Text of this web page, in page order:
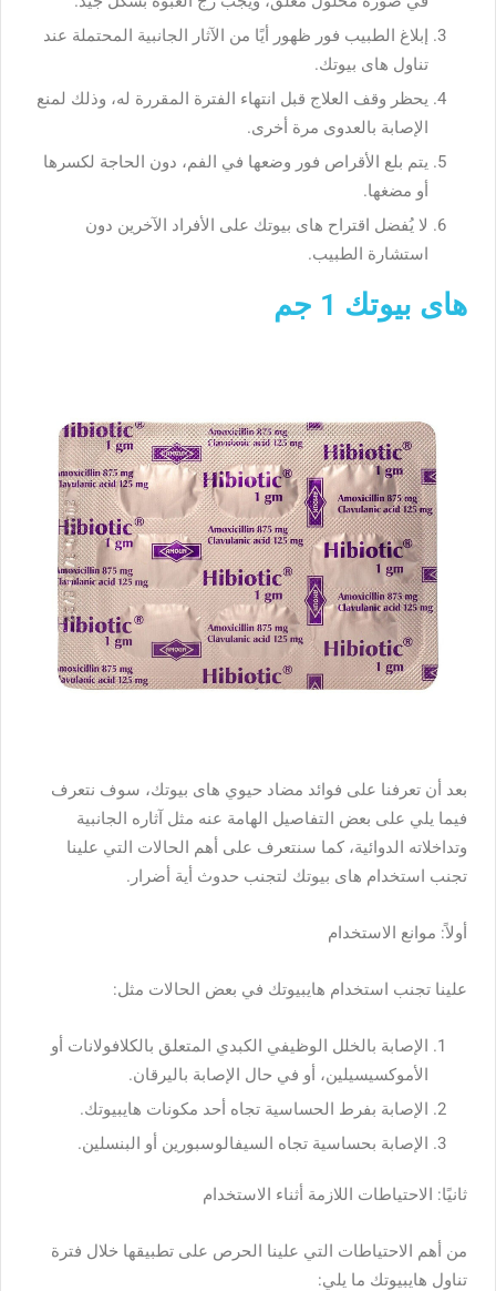
إبلاغ الطبيب فور ظهور أيًا من الآثار الجانبية المحتملة عند
تناول هاى بيوتك.
يحظر وقف العلاج قبل انتهاء الفترة المقررة له، وذلك لمنع
الإصابة بالعدوى مرة أخرى.
يتم بلع الأقراص فور وضعها في الفم، دون الحاجة لكسرها
أو مضغها.
لا يُفضل اقتراح هاى بيوتك على الأفراد الآخرين دون
استشارة الطبيب.
هاى بيوتك 1 جم
بعد أن تعرفنا على فوائد مضاد حيوي هاى بيوتك، سوف نتعرف
فيما يلي على بعض التفاصيل الهامة عنه مثل آثاره الجانبية
وتداخلاته الدوائية، كما سنتعرف على أهم الحالات التي علينا
تجنب استخدام هاى بيوتك لتجنب حدوث أية أضرار.
أولاً: موانع الاستخدام
علينا تجنب استخدام هايبيوتك في بعض الحالات مثل:
الإصابة بالخلل الوظيفي الكبدي المتعلق بالكلافولانات أو
الأموكسيسيلين، أو في حال الإصابة باليرقان.
الإصابة بفرط الحساسية تجاه أحد مكونات هايبيوتك.
الإصابة بحساسية تجاه السيفالوسبورين أو البنسلين.
ثانيًا: الاحتياطات اللازمة أثناء الاستخدام
من أهم الاحتياطات التي علينا الحرص على تطبيقها خلال فترة
تناول هايبيوتك ما يلي: